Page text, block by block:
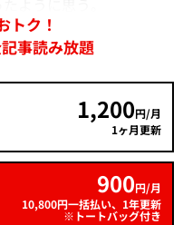
トク！
事読み放題
1,200円/月
1ヶ月更新
900円/月
10,800円一括払い、1年更新
※トートバッグ付き